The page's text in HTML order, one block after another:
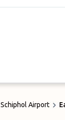
Schiphol Airport